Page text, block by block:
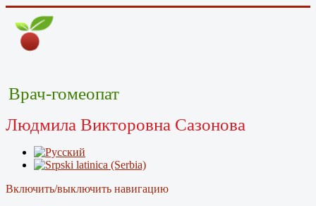
Врач-гомеопат
Людмила Викторовна Сазонова
Включить/выключить навигацию